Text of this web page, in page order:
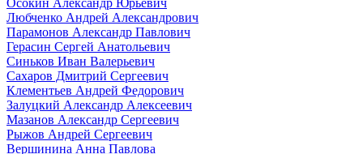
Осокин Александр Юрьевич
Любченко Андрей Александрович
Парамонов Александр Павлович
Герасин Сергей Анатольевич
Синьков Иван Валерьевич
Сахаров Дмитрий Сергеевич
Клементьев Андрей Федорович
Залуцкий Александр Алексеевич
Мазанов Александр Сергеевич
Рыжов Андрей Сергеевич
Вершинина Анна Павлова